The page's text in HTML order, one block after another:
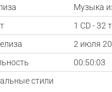
Музыка
1 CD - 32
2 июля
00:50:03
стили